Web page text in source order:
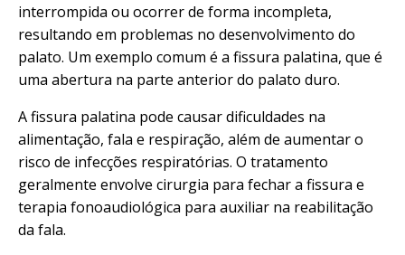
interrompida ou ocorrer de forma incompleta,
resultando em problemas no desenvolvimento do
palato. Um exemplo comum é a fissura palatina, que é
uma abertura na parte anterior do palato duro.
A fissura palatina pode causar dificuldades na
alimentação, fala e respiração, além de aumentar o
risco de infecções respiratórias. O tratamento
geralmente envolve cirurgia para fechar a fissura e
terapia fonoaudiológica para auxiliar na reabilitação
da fala.